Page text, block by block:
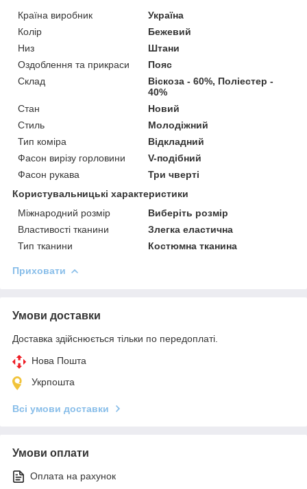
Країна виробник
Україна
Колір
Бежевий
Низ
Штани
Оздоблення та прикраси
Пояс
Склад
Віскоза - 60%, Поліестер -
40%
Стан
Новий
Стиль
Молодіжний
Тип коміра
Відкладний
Фасон вирізу горловини
V-подібний
Фасон рукава
Три чверті
Користувальницькі характеристики
Міжнародний розмір
Виберіть розмір
Властивості тканини
Злегка еластична
Тип тканини
Костюмна тканина
Приховати
Умови доставки
Доставка здійснюється тільки по передоплаті.
Нова Пошта
Укрпошта
Всі умови доставки
Умови оплати
Оплата на рахунок